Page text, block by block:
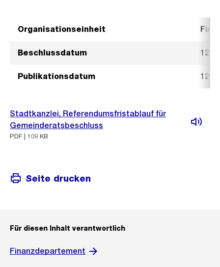
Organisationseinheit
Beschlussdatum 12.
Publikationsdatum 12.
Stadtkanzlei, Referendumsfristablauf für
Gemeinderatsbeschluss
PDF | 109 KB
Seite drucken
Für diesen Inhalt verantwortlich
Finanzdepartement